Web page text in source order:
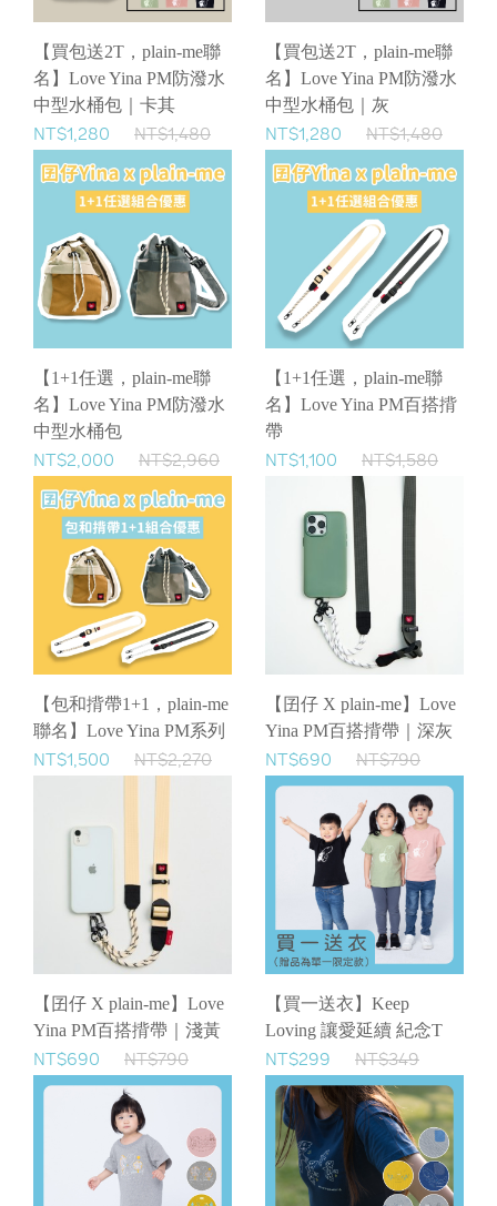
【買包送2T，plain-me聯
名】Love Yina PM防潑水
中型水桶包｜卡其
NT$1,280 NT$1,480
【買包送2T，plain-me聯
名】Love Yina PM防潑水
中型水桶包｜灰
NT$1,280 NT$1,480
【1+1任選，plain-me聯
名】Love Yina PM防潑水
中型水桶包
NT$2,000 NT$2,960
【1+1任選，plain-me聯
名】Love Yina PM百搭揹
帶
NT$1,100 NT$1,580
【包和揹帶1+1，plain-me
聯名】Love Yina PM系列
NT$1,500 NT$2,270
【囝仔 X plain-me】Love
Yina PM百搭揹帶｜深灰
NT$690 NT$790
【囝仔 X plain-me】Love
Yina PM百搭揹帶｜淺黃
NT$690 NT$790
【買一送衣】Keep
Loving 讓愛延續 紀念T
NT$299 NT$349